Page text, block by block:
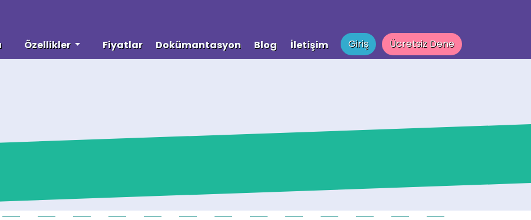
Özellikler Fiyatlar Dokümantasyon Blog İletişim Giriş Ücretsiz Dene